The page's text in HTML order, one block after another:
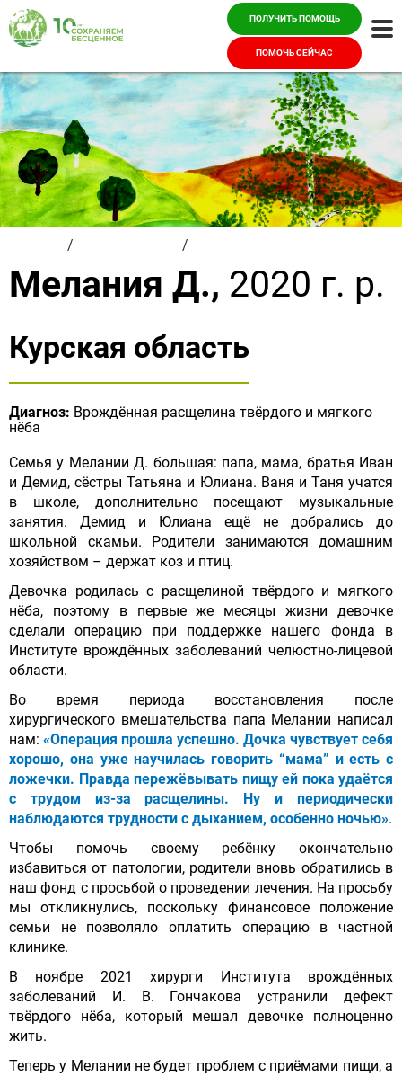
ПОЛУЧИТЬ ПОМОЩЬ
ПОМОЧЬ СЕЙЧАС
/ /
Мелания Д., 2020 г. р.
Курская область
Диагноз: Врождённая расщелина твёрдого и мягкого
нёба
Семья у Мелании Д. большая: папа, мама, братья Иван
и Демид, сёстры Татьяна и Юлиана. Ваня и Таня учатся
в школе, дополнительно посещают музыкальные
занятия. Демид и Юлиана ещё не добрались до
школьной скамьи. Родители занимаются домашним
хозяйством – держат коз и птиц.
Девочка родилась с расщелиной твёрдого и мягкого
нёба, поэтому в первые же месяцы жизни девочке
сделали операцию при поддержке нашего фонда в
Институте врождённых заболеваний челюстно-лицевой
области.
Во время периода восстановления после
хирургического вмешательства папа Мелании написал
нам: «Операция прошла успешно. Дочка чувствует себя
хорошо, она уже научилась говорить “мама” и есть с
ложечки. Правда пережёвывать пищу ей пока удаётся
с трудом из-за расщелины. Ну и периодически
наблюдаются трудности с дыханием, особенно ночью».
Чтобы помочь своему ребёнку окончательно
избавиться от патологии, родители вновь обратились в
наш фонд с просьбой о проведении лечения. На просьбу
мы откликнулись, поскольку финансовое положение
семьи не позволяло оплатить операцию в частной
клинике.
В ноябре 2021 хирурги Института врождённых
заболеваний И. В. Гончакова устранили дефект
твёрдого нёба, который мешал девочке полноценно
жить.
Теперь у Мелании не будет проблем с приёмами пищи, а